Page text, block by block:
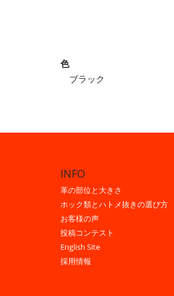
色
ブラック
INFO
革の部位と大きさ
ホック類とハトメ抜きの選び方
お客様の声
投稿コンテスト
English Site
採用情報